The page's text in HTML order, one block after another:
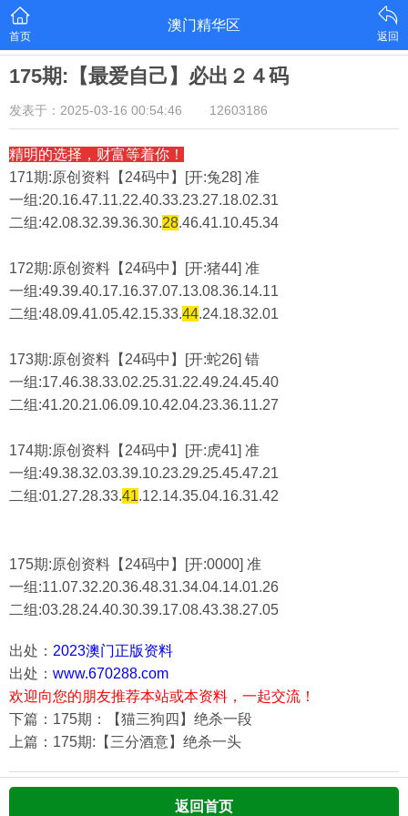
首页
澳门精华区
返回
175期:【最爱自己】必出２４码
发表于：2025-03-16 00:54:46 12603186
精明的选择，财富等着你！
171期:原创资料【24码中】[开:兔28] 准
一组:20.16.47.11.22.40.33.23.27.18.02.31
二组:42.08.32.39.36.30.28.46.41.10.45.34
172期:原创资料【24码中】[开:猪44] 准
一组:49.39.40.17.16.37.07.13.08.36.14.11
二组:48.09.41.05.42.15.33.44.24.18.32.01
173期:原创资料【24码中】[开:蛇26] 错
一组:17.46.38.33.02.25.31.22.49.24.45.40
二组:41.20.21.06.09.10.42.04.23.36.11.27
174期:原创资料【24码中】[开:虎41] 准
一组:49.38.32.03.39.10.23.29.25.45.47.21
二组:01.27.28.33.41.12.14.35.04.16.31.42
175期:原创资料【24码中】[开:0000] 准
一组:11.07.32.20.36.48.31.34.04.14.01.26
二组:03.28.24.40.30.39.17.08.43.38.27.05
出处： 2023澳门正版资料
出处： www.670288.com
欢迎向您的朋友推荐本站或本资料，一起交流！
下篇：175期：【猫三狗四】绝杀一段
上篇：175期:【三分酒意】绝杀一头
返回首页